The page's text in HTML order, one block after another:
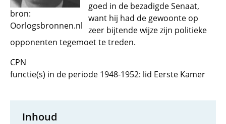
bron:
Oorlogsbronnen.nl
goed in de bezadigde Senaat,
want hij had de gewoonte op
zeer bijtende wijze zijn politieke
opponenten tegemoet te treden.
CPN
functie(s) in de periode 1948-1952: lid Eerste Kamer
Inhoud